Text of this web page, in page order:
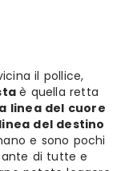
il pollice,
è quella retta
linea del cuore
linea del destino
e sono pochi
di tutte e